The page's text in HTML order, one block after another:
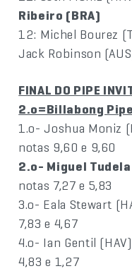
Ribeiro (BRA)
12: Michel Bourez
Jack Robinson
FINAL DO PIPE
2.o=Billabong
1.o- Joshua Moniz
notas 9,60 e 9,60
2.o- Miguel Tudela
notas 7,27 e 5,83
3.o- Eala Stewart
7,83 e 4,67
4.o- Ian Gentil
4,83 e 1,27